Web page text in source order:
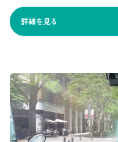
詳細を見る